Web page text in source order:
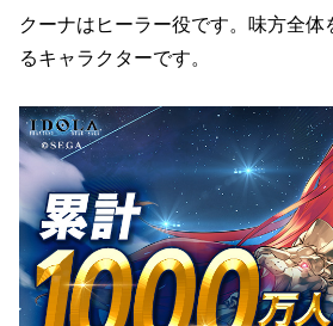
クーナはヒーラー役です。味方全体
るキャラクターです。